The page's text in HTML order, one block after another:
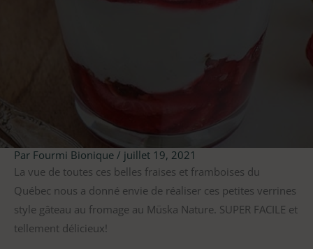
Par Fourmi Bionique / juillet 19, 2021
La vue de toutes ces belles fraises et framboises du
Québec nous a donné envie de réaliser ces petites verrines
style gâteau au fromage au Müska Nature. SUPER FACILE et
tellement délicieux!